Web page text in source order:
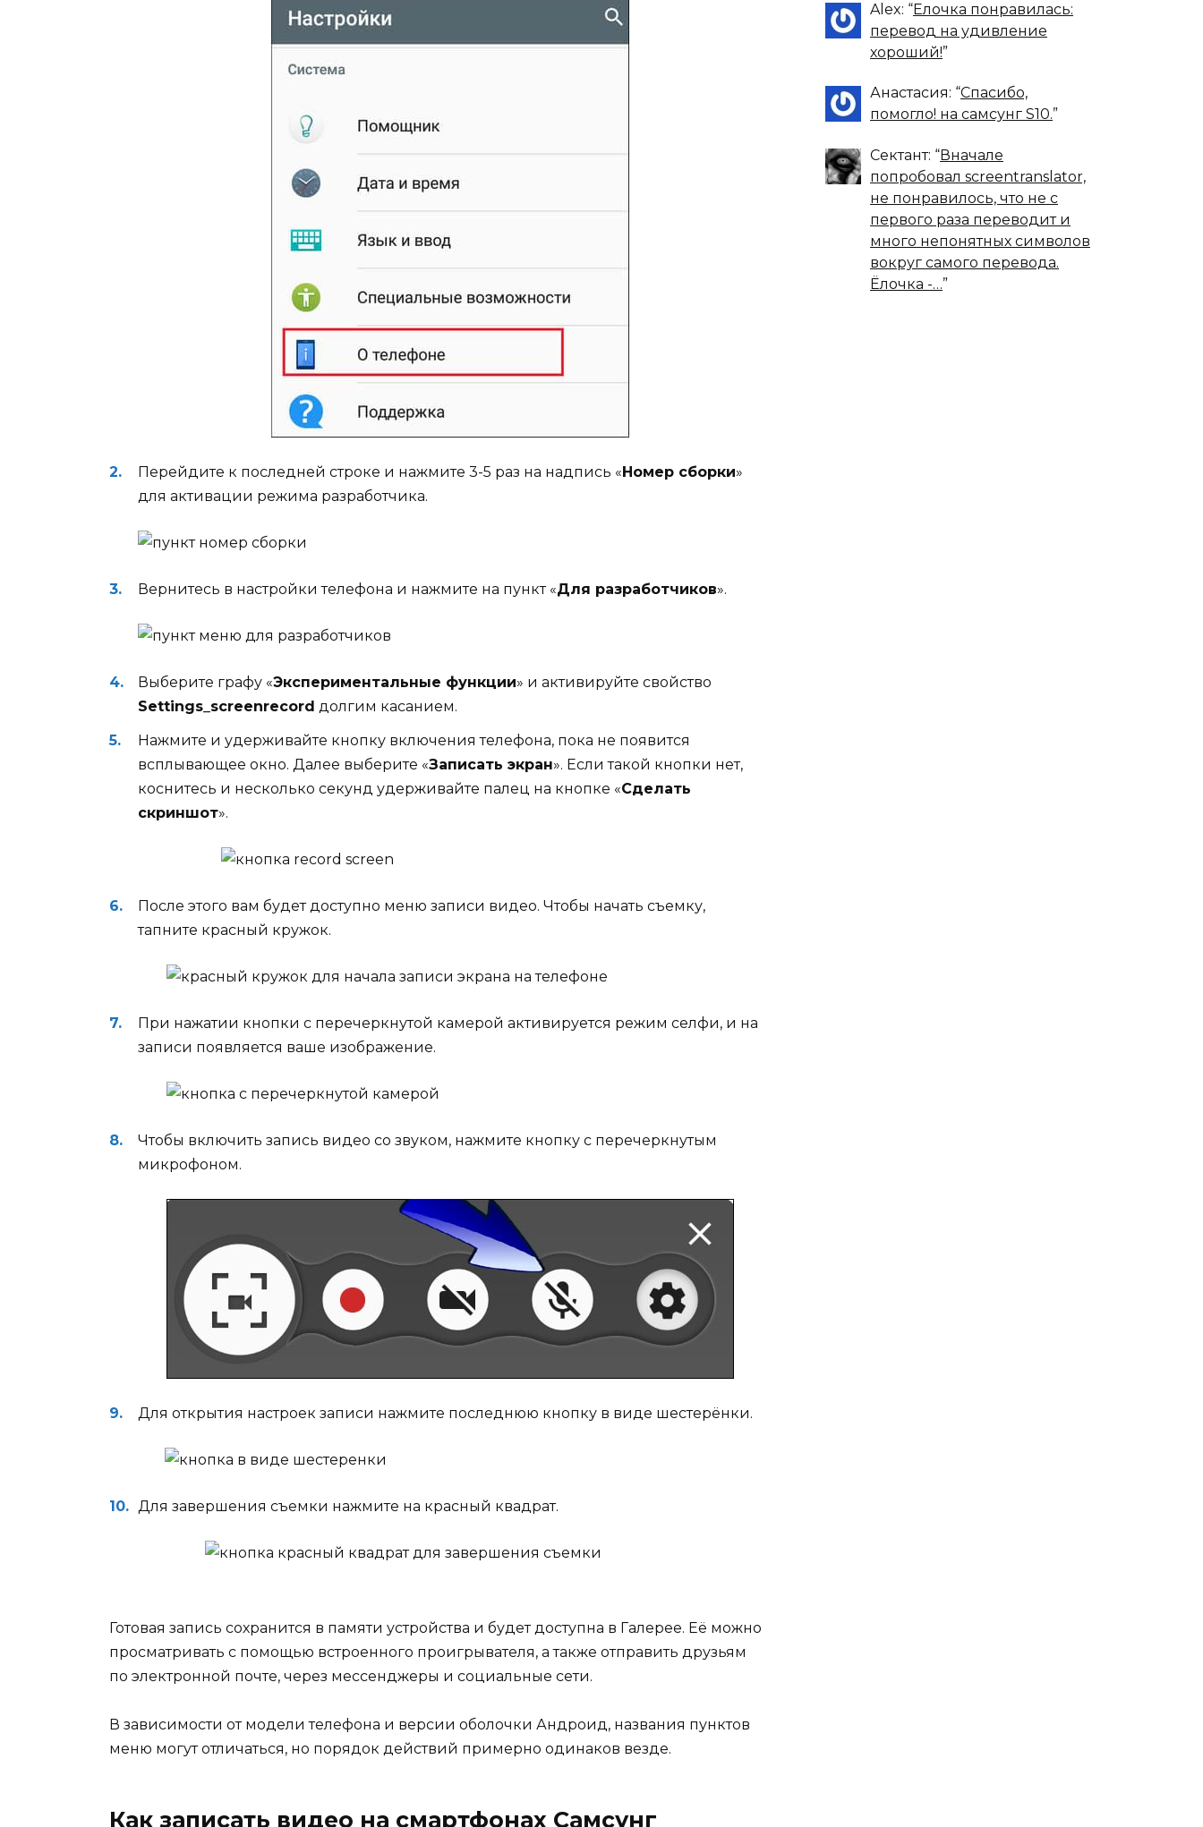
Перейдите к последней строке и нажмите 3-5 раз на надпись «Номер сборки»
для активации режима разработчика.
Вернитесь в настройки телефона и нажмите на пункт «Для разработчиков».
Выберите графу «Экспериментальные функции» и активируйте свойство
Settings_screenrecord долгим касанием.
Нажмите и удерживайте кнопку включения телефона, пока не появится
всплывающее окно. Далее выберите «Записать экран». Если такой кнопки нет,
коснитесь и несколько секунд удерживайте палец на кнопке «Сделать
скриншот».
После этого вам будет доступно меню записи видео. Чтобы начать съемку,
тапните красный кружок.
При нажатии кнопки с перечеркнутой камерой активируется режим селфи, и на
записи появляется ваше изображение.
Чтобы включить запись видео со звуком, нажмите кнопку с перечеркнутым
микрофоном.
Для открытия настроек записи нажмите последнюю кнопку в виде шестерёнки.
Для завершения съемки нажмите на красный квадрат.
Готовая запись сохранится в памяти устройства и будет доступна в Галерее. Её можно
просматривать с помощью встроенного проигрывателя, а также отправить друзьям
по электронной почте, через мессенджеры и социальные сети.
В зависимости от модели телефона и версии оболочки Андроид, названия пунктов
меню могут отличаться, но порядок действий примерно одинаков везде.
Как записать видео на смартфонах Самсунг
Alex: “Елочка понравилась:
перевод на удивление
хороший!”
Анастасия: “Спасибо,
помогло! на самсунг S10.”
Сектант: “Вначале
попробовал screentranslator,
не понравилось, что не с
первого раза переводит и
много непонятных символов
вокруг самого перевода.
Ёлочка -…”